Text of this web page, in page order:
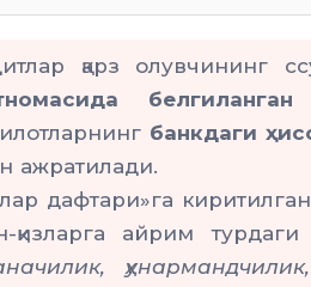
3 ойдан 6 ойгача
3 йилгача
қарз олувчининг
белгиланган
банкдаги
ажратилади.
дафтари»га
қизларга айрим